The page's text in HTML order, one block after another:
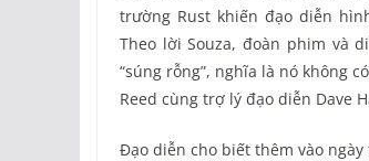
trường Rust khiến đạo diễn
Theo lời Souza, đoàn phim và
“súng rỗng”, nghĩa là nó không
Reed cùng trợ lý đạo diễn Dave
Đạo diễn cho biết thêm vào